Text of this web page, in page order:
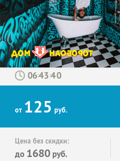
: :
от 125 руб.
Цена без скидки:
до 1680 руб.